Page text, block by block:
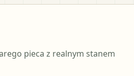
pieca z realnym stanem